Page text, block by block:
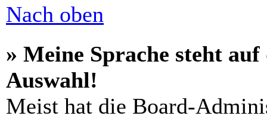
Nach oben
» Meine Sprache steht
Auswahl!
Meist hat die Board-